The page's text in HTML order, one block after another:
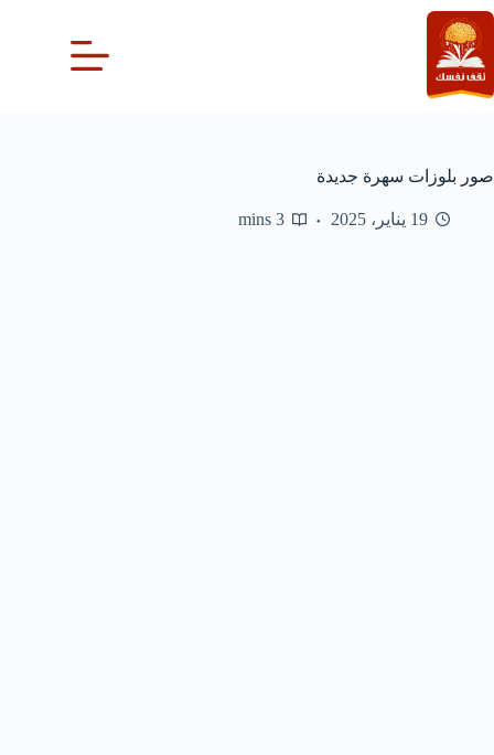
التجاوز
إلى
المحتوى
صور بلوزات سهرة جديدة
19 يناير، 2025 3 mins